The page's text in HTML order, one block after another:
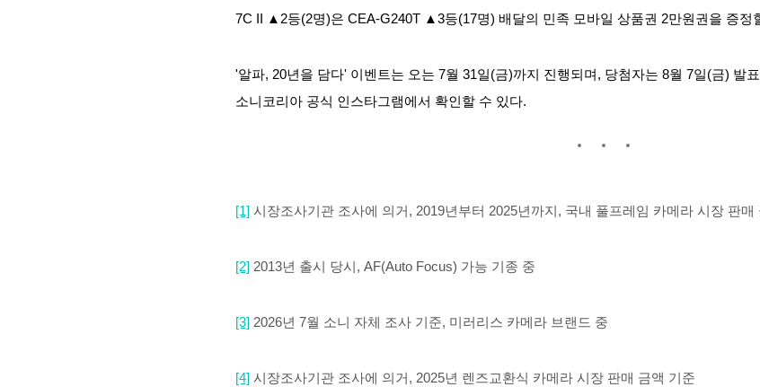
7C II ▲2등(2명)은 CEA-G240T ▲3등(17명) 배달의 민족 모바일 상품권 2만원권을 증정
'알파, 20년을 담다' 이벤트는 오는 7월 31일(금)까지 진행되며, 당첨자는 8월 7일(금) 발
소니코리아 공식 인스타그램에서 확인할 수 있다.
[1] 시장조사기관 조사에 의거, 2019년부터 2025년까지, 국내 풀프레임 카메라 시장 판매
[2] 2013년 출시 당시, AF(Auto Focus) 가능 기종 중
[3] 2026년 7월 소니 자체 조사 기준, 미러리스 카메라 브랜드 중
[4] 시장조사기관 조사에 의거, 2025년 렌즈교환식 카메라 시장 판매 금액 기준